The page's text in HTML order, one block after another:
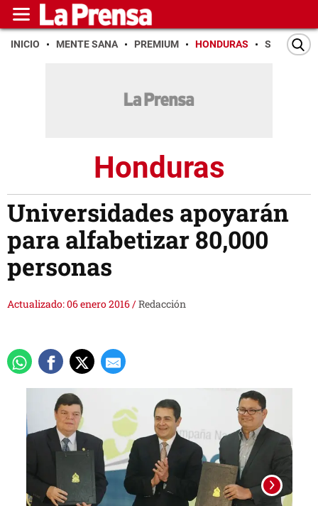
INICIO MENTE SANA PREMIUM HONDURAS SAN PEDRO
Honduras
Universidades apoyarán
para alfabetizar 80,000
personas
Actualizado: 06 enero 2016/Redacción